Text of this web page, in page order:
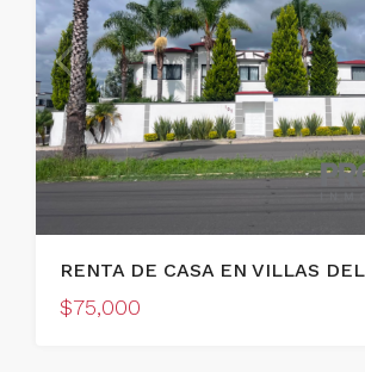
$75,000